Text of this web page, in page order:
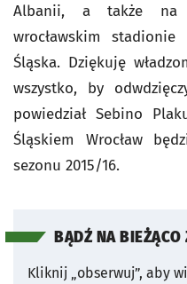
Albanii, a także na
wrocławskim
Śląska. Dziękuję
wszystko, by
powiedział Sebino
Śląskiem Wrocław
sezonu 2015/16.
BĄDŹ NA
Kliknij „obserwuj”, aby